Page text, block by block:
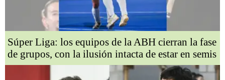
Súper Liga: los equipos de la ABH cierran la fase
de grupos, con la ilusión intacta de estar en semis